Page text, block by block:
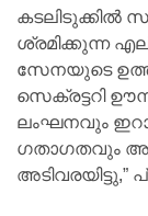
കടലിടുക്കിൽ
ശ്രമിക്കുന്ന
സേനയുടെ
സെക്രട്ടറി
ലംഘനവും
ഗതാഗതവും